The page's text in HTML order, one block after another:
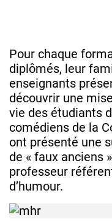
Pour chaque
diplômés, leur
enseignants
découvrir une
vie des étudiants
comédiens de la
ont présenté une
de « faux anciens
professeur
d’humour.